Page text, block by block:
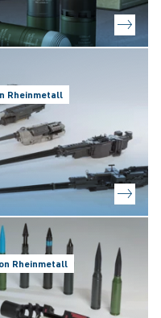
Rheinmetall
Rheinmetall